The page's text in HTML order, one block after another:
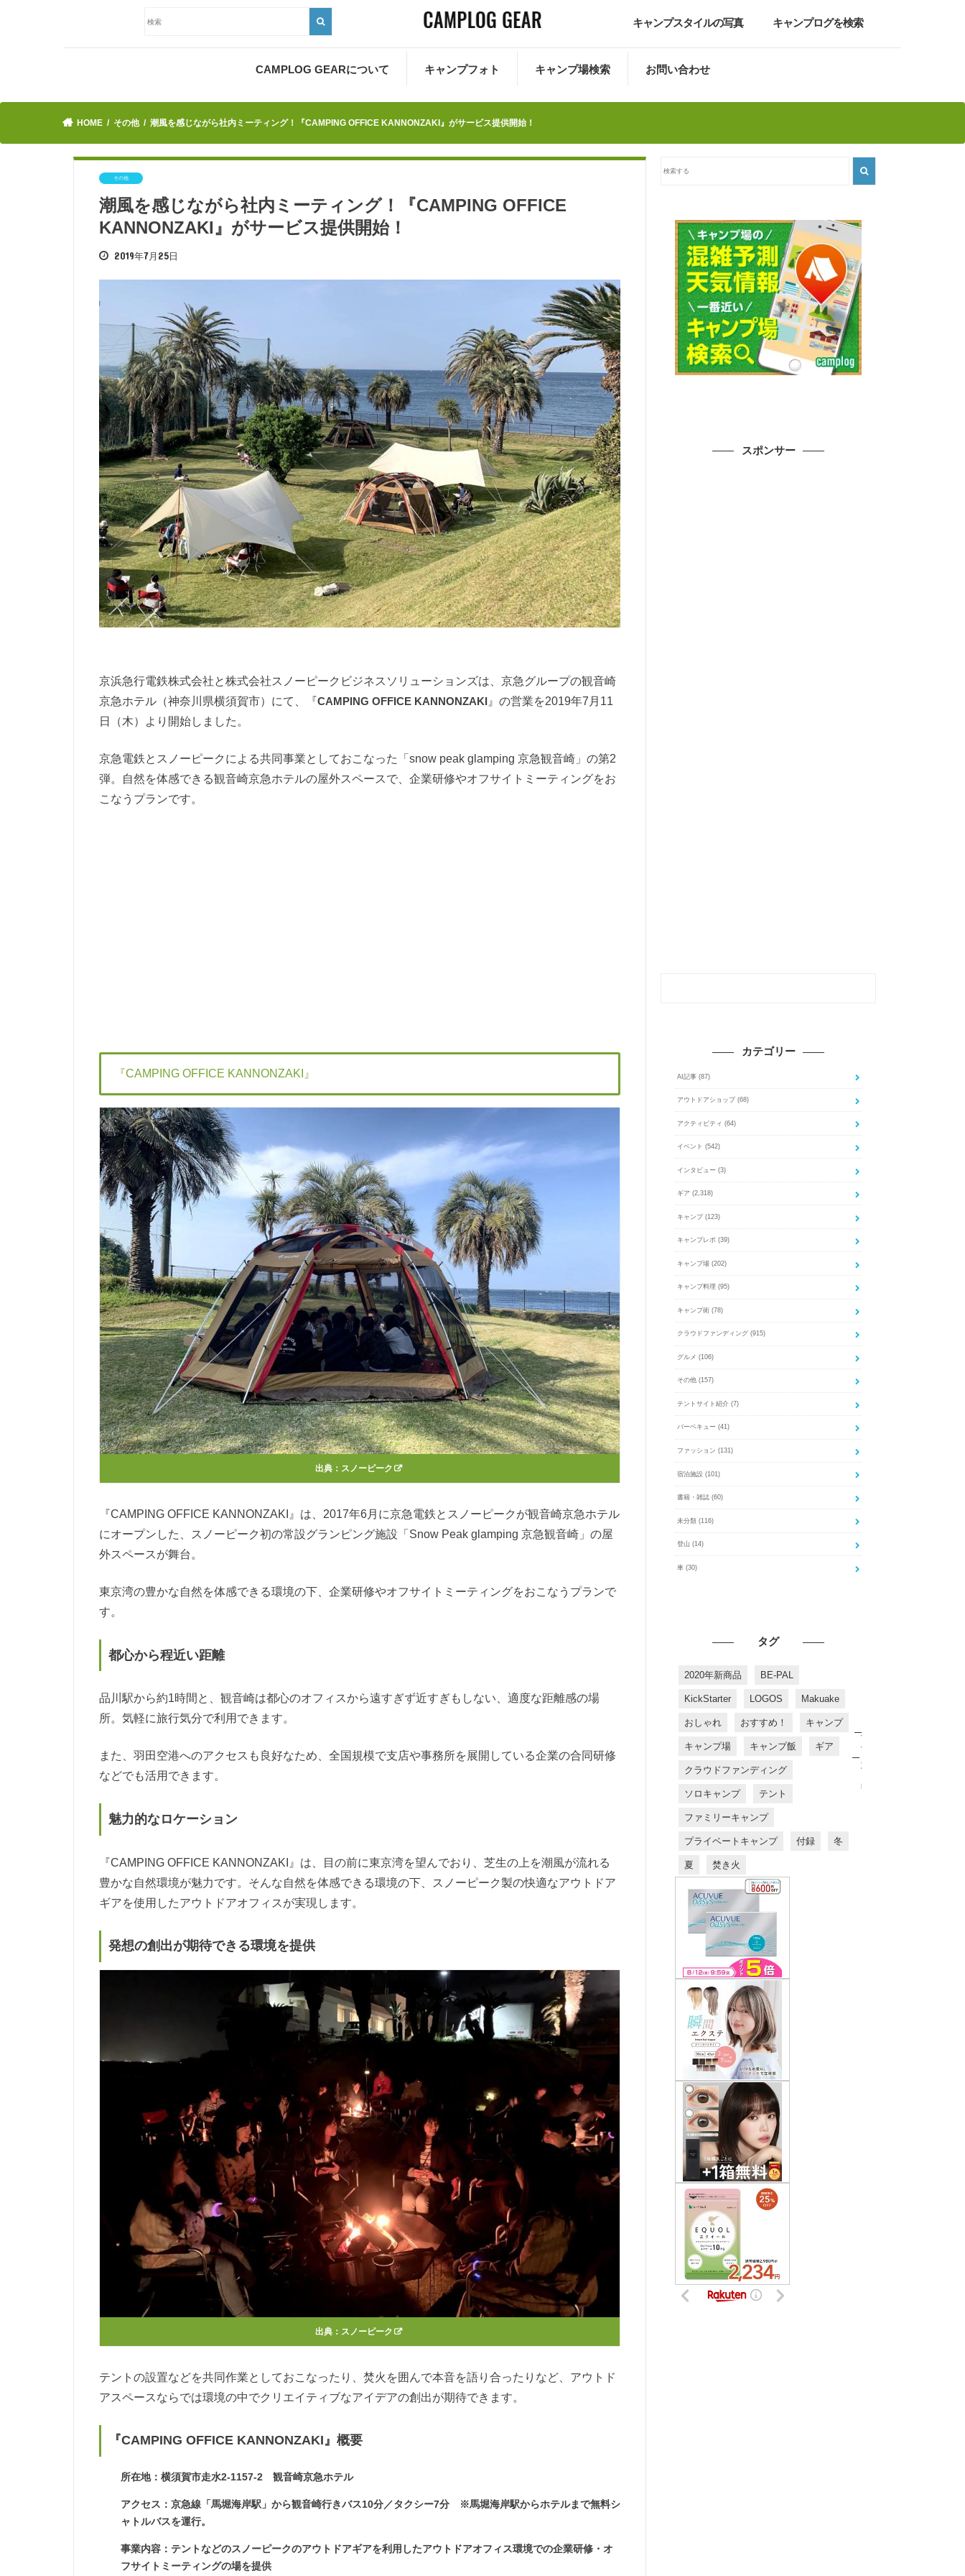
キャンプスタイルの写真 キャンプログを検索
CAMPLOG GEARについて キャンプフォト キャンプ場検索 お問い合わせ
HOME その他 潮風を感じながら社内ミーティング！『CAMPING OFFICE KANNONZAKI』がサービス提供開始！
その他
潮風を感じながら社内ミーティング！『CAMPING OFFICE
KANNONZAKI』がサービス提供開始！
2019年7月25日
京浜急行電鉄株式会社と株式会社スノーピークビジネスソリューションズは、京急グループの観音崎
京急ホテル（神奈川県横須賀市）にて、『CAMPING OFFICE KANNONZAKI 』の営業を2019年7月11
日（木）より開始しました。
京急電鉄とスノーピークによる共同事業としておこなった「snow peak glamping 京急観音崎」の第2
弾。自然を体感できる観音崎京急ホテルの屋外スペースで、企業研修やオフサイトミーティングをお
こなうプランです。
『CAMPING OFFICE KANNONZAKI』
出典： スノーピーク
『CAMPING OFFICE KANNONZAKI』は、2017年6月に京急電鉄とスノーピークが観音崎京急ホテル
にオープンした、スノーピーク初の常設グランピング施設「Snow Peak glamping 京急観音崎」の屋
外スペースが舞台。
東京湾の豊かな自然を体感できる環境の下、企業研修やオフサイトミーティングをおこなうプランで
す。
都心から程近い距離
品川駅から約1時間と、観音崎は都心のオフィスから遠すぎず近すぎもしない、適度な距離感の場
所。気軽に旅行気分で利用できます。
また、羽田空港へのアクセスも良好なため、全国規模で支店や事務所を展開している企業の合同研修
などでも活用できます。
魅力的なロケーション
『CAMPING OFFICE KANNONZAKI』は、目の前に東京湾を望んでおり、芝生の上を潮風が流れる
豊かな自然環境が魅力です。そんな自然を体感できる環境の下、スノーピーク製の快適なアウトドア
ギアを使用したアウトドアオフィスが実現します。
発想の創出が期待できる環境を提供
出典： スノーピーク
テントの設置などを共同作業としておこなったり、焚火を囲んで本音を語り合ったりなど、アウトド
アスペースならでは環境の中でクリエイティブなアイデアの創出が期待できます。
『CAMPING OFFICE KANNONZAKI』概要
所在地：横須賀市走水2-1157-2 観音崎京急ホテル
アクセス：京急線「馬堀海岸駅」から観音崎行きバス10分／タクシー7分 ※馬堀海岸駅からホテルまで無料シ
ャトルバスを運行。
事業内容：テントなどのスノーピークのアウトドアギアを利用したアウトドアオフィス環境での企業研修・オ
フサイトミーティングの場を提供
スポンサー
カテゴリー
AI記事 (87)
アウトドアショップ (68)
アクティビティ (64)
イベント (542)
インタビュー (3)
ギア (2,318)
キャンプ (123)
キャンプレポ (39)
キャンプ場 (202)
キャンプ料理 (95)
キャンプ術 (78)
クラウドファンディング (915)
グルメ (106)
その他 (157)
テントサイト紹介 (7)
バーベキュー (41)
ファッション (131)
宿泊施設 (101)
書籍・雑誌 (60)
未分類 (116)
登山 (14)
車 (30)
タグ
2020年新商品 BE-PAL
KickStarter LOGOS Makuake
おしゃれ おすすめ！ キャンプ
キャンプ場 キャンプ飯 ギア
クラウドファンディング
ソロキャンプ テント
ファミリーキャンプ
プライベートキャンプ 付録 冬
夏 焚き火
す
す
め
商
品